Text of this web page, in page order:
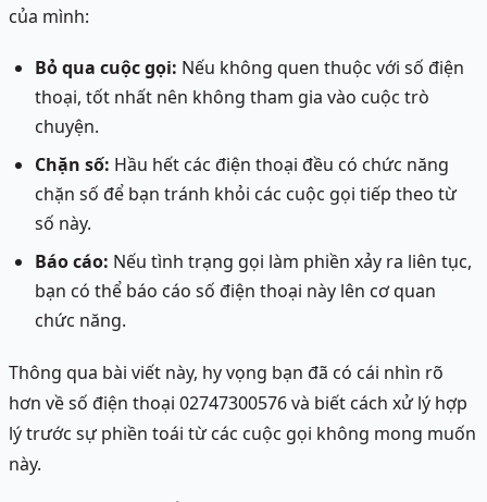
của mình:
Bỏ qua cuộc gọi: Nếu không quen thuộc với số điện
thoại, tốt nhất nên không tham gia vào cuộc trò
chuyện.
Chặn số: Hầu hết các điện thoại đều có chức năng
chặn số để bạn tránh khỏi các cuộc gọi tiếp theo từ
số này.
Báo cáo: Nếu tình trạng gọi làm phiền xảy ra liên tục,
bạn có thể báo cáo số điện thoại này lên cơ quan
chức năng.
Thông qua bài viết này, hy vọng bạn đã có cái nhìn rõ
hơn về số điện thoại 02747300576 và biết cách xử lý hợp
lý trước sự phiền toái từ các cuộc gọi không mong muốn
này.